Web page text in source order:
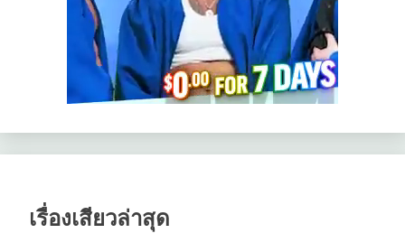
เรื่องเสียวล่าสุด